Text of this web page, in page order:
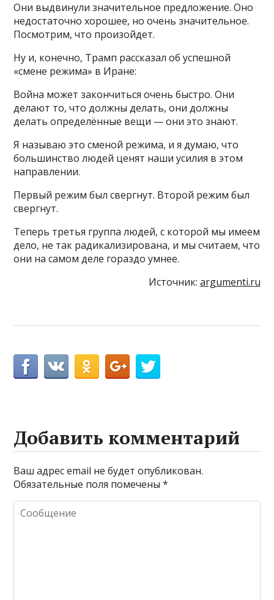
Они выдвинули значительное предложение. Оно
недостаточно хорошее, но очень значительное.
Посмотрим, что произойдет.
Ну и, конечно, Трамп рассказал об успешной
«смене режима» в Иране:
Война может закончиться очень быстро. Они
делают то, что должны делать, они должны
делать определённые вещи — они это знают.
Я называю это сменой режима, и я думаю, что
большинство людей ценят наши усилия в этом
направлении.
Первый режим был свергнут. Второй режим был
свергнут.
Теперь третья группа людей, с которой мы имеем
дело, не так радикализирована, и мы считаем, что
они на самом деле гораздо умнее.
Источник: argumenti.ru
Добавить комментарий
Ваш адрес email не будет опубликован.
Обязательные поля помечены*